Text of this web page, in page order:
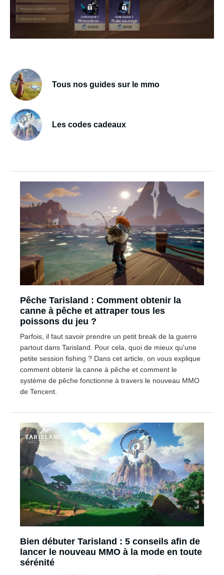
Tous nos guides sur le mmo
Les codes cadeaux
Pêche Tarisland : Comment obtenir la
canne à pêche et attraper tous les
poissons du jeu ?
Parfois, il faut savoir prendre un petit break de la guerre
partout dans Tarisland. Pour cela, quoi de mieux qu'une
petite session fishing ? Dans cet article, on vous explique
comment obtenir la canne à pêche et comment le
système de pêche fonctionne à travers le nouveau MMO
de Tencent.
Bien débuter Tarisland : 5 conseils afin de
lancer le nouveau MMO à la mode en toute
sérénité